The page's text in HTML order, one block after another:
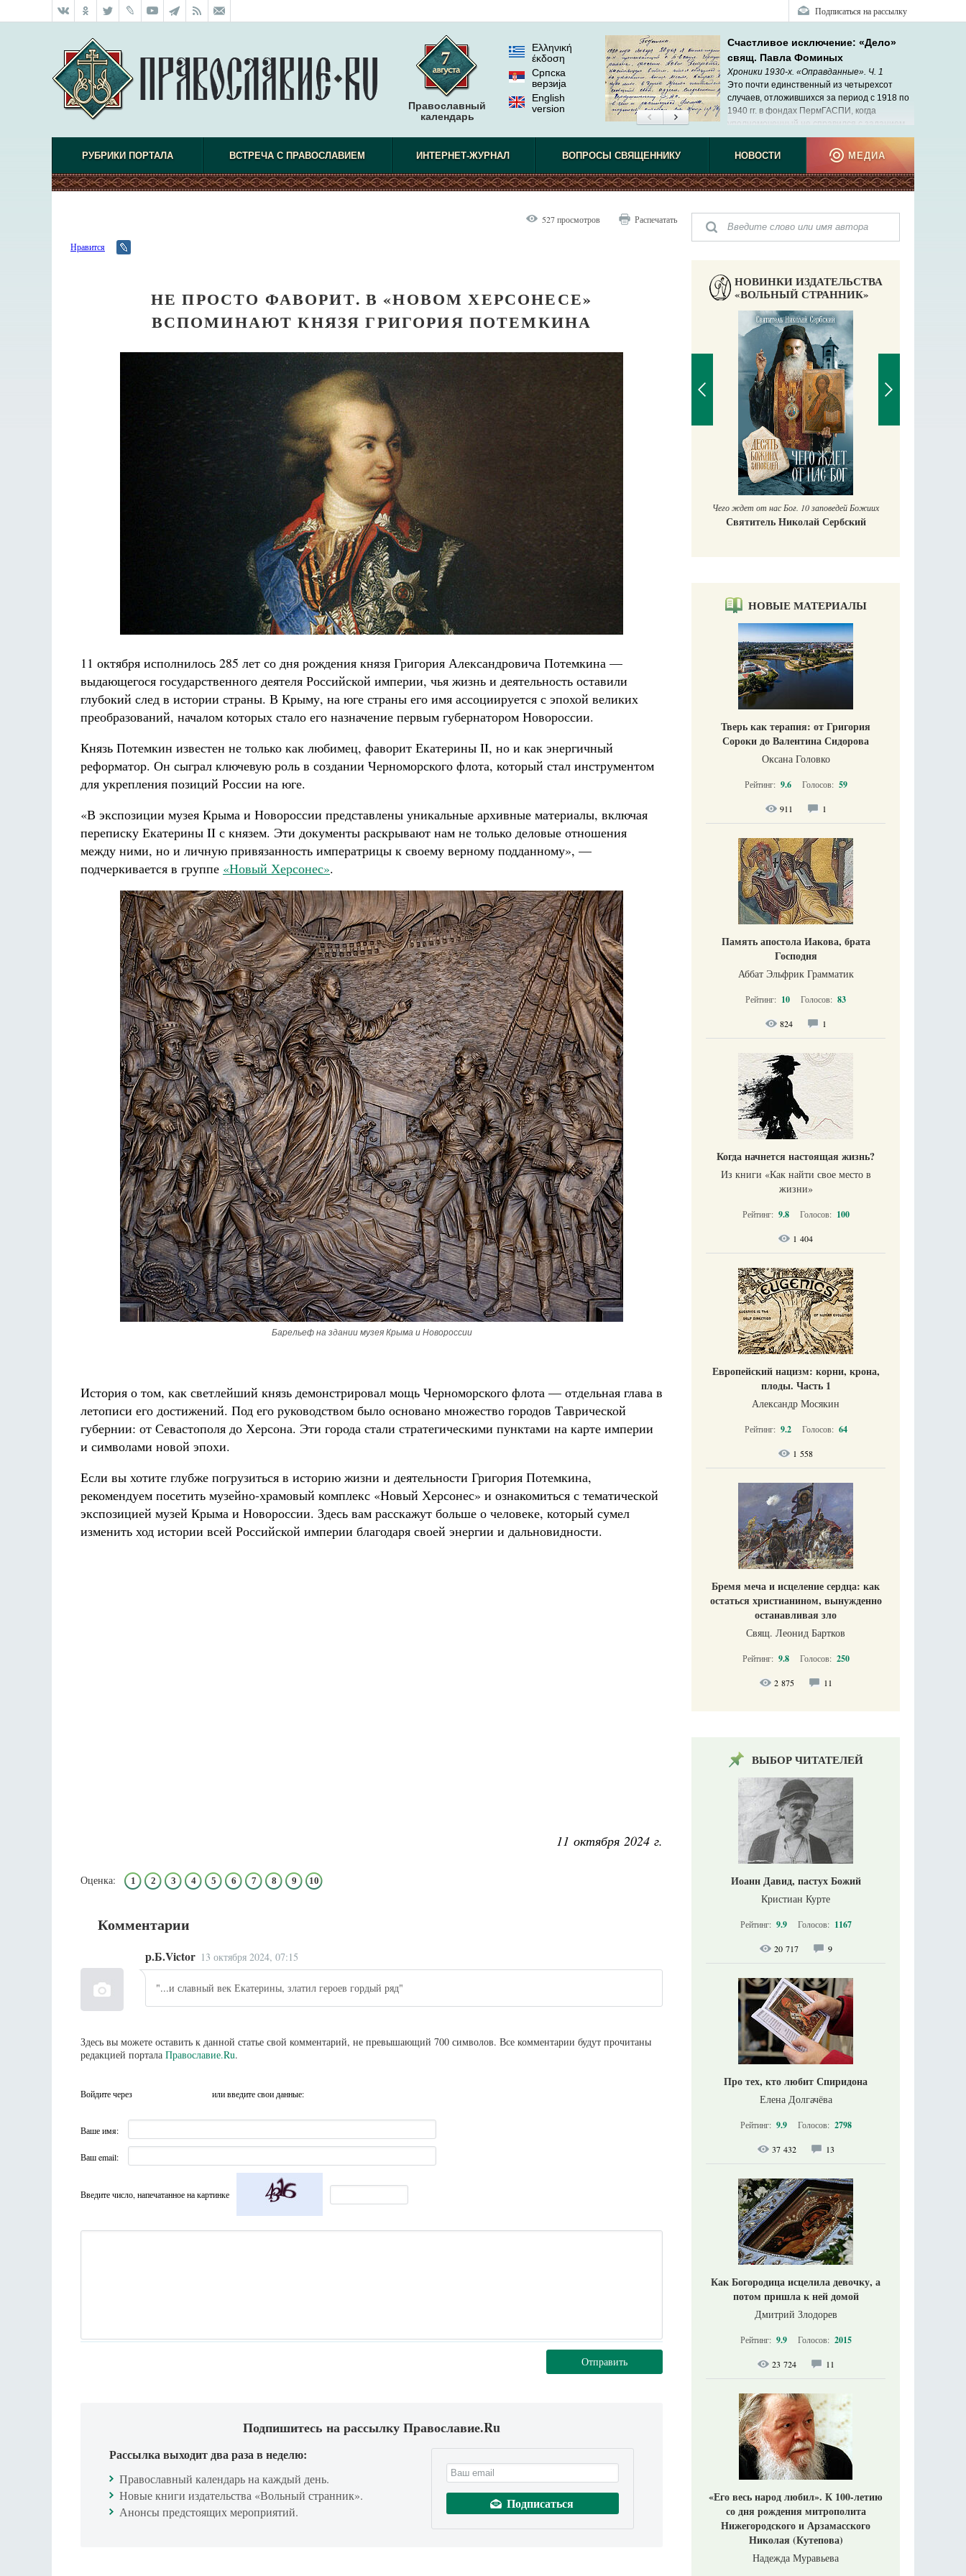
Подписаться на рассылку
Православный
календарь
Ελληνική
έκδοση
Српска
верзиjа
English
version
Счастливое исключение: «Дело»
свящ. Павла Фоминых
Хроники 1930-х. «Оправданные». Ч. 1
Это почти единственный из четырехсот
случаев, отложившихся за период с 1918 по
1940 гг. в фондах ПермГАСПИ, когда
уполномоченный не справился с заданием…
РУБРИКИ ПОРТАЛА ВСТРЕЧА С ПРАВОСЛАВИЕМ ИНТЕРНЕТ-ЖУРНАЛ ВОПРОСЫ СВЯЩЕННИКУ НОВОСТИ МЕДИА
527 просмотров Распечатать
Нравится
НЕ ПРОСТО ФАВОРИТ. В «НОВОМ ХЕРСОНЕСЕ»
ВСПОМИНАЮТ КНЯЗЯ ГРИГОРИЯ ПОТЕМКИНА
11 октября исполнилось 285 лет со дня рождения князя Григория Александровича Потемкина —
выдающегося государственного деятеля Российской империи, чья жизнь и деятельность оставили
глубокий след в истории страны. В Крыму, на юге страны его имя ассоциируется с эпохой великих
преобразований, началом которых стало его назначение первым губернатором Новороссии.
Князь Потемкин известен не только как любимец, фаворит Екатерины II, но и как энергичный
реформатор. Он сыграл ключевую роль в создании Черноморского флота, который стал инструментом
для укрепления позиций России на юге.
«В экспозиции музея Крыма и Новороссии представлены уникальные архивные материалы, включая
переписку Екатерины II с князем. Эти документы раскрывают нам не только деловые отношения
между ними, но и личную привязанность императрицы к своему верному подданному», —
подчеркивается в группе «Новый Херсонес».
Барельеф на здании музея Крыма и Новороссии
История о том, как светлейший князь демонстрировал мощь Черноморского флота — отдельная глава в
летописи его достижений. Под его руководством было основано множество городов Таврической
губернии: от Севастополя до Херсона. Эти города стали стратегическими пунктами на карте империи
и символами новой эпохи.
Если вы хотите глубже погрузиться в историю жизни и деятельности Григория Потемкина,
рекомендуем посетить музейно-храмовый комплекс «Новый Херсонес» и ознакомиться с тематической
экспозицией музей Крыма и Новороссии. Здесь вам расскажут больше о человеке, который сумел
изменить ход истории всей Российской империи благодаря своей энергии и дальновидности.
11 октября 2024 г.
Оценка: 1 2 3 4 5 6 7 8 9 10
Комментарии
р.Б.Victor 13 октября 2024, 07:15
"...и славный век Екатерины, златил героев гордый ряд"
Здесь вы можете оставить к данной статье свой комментарий, не превышающий 700 символов. Все комментарии будут прочитаны
редакцией портала Православие.Ru.
Войдите через или введите свои данные:
Ваше имя:
Ваш email:
Введите число, напечатанное на картинке
Отправить
Подпишитесь на рассылку Православие.Ru
Рассылка выходит два раза в неделю:
Православный календарь на каждый день.
Новые книги издательства «Вольный странник».
Анонсы предстоящих мероприятий.
НОВИНКИ ИЗДАТЕЛЬСТВА
«ВОЛЬНЫЙ СТРАННИК»
Как найти своё место в жизни
Кирилл Мурышев
Великомученик Георгий Победоносец. Научись у
Роман Котов Чего ждет от нас Бог. 10 заповедей Божиих
Святитель Николай Сербский
НОВЫЕ МАТЕРИАЛЫ
Тверь как терапия: от Григория
Сороки до Валентина Сидорова
Оксана Головко
Рейтинг: 9.6 Голосов: 59
911 1
Память апостола Иакова, брата
Господня
Аббат Эльфрик Грамматик
Рейтинг: 10 Голосов: 83
824 1
Когда начнется настоящая жизнь?
Из книги «Как найти свое место в
жизни​»
Рейтинг: 9.8 Голосов: 100
1 404
Европейский нацизм: корни, крона,
плоды. Часть 1
Александр Мосякин
Рейтинг: 9.2 Голосов: 64
1 558
Бремя меча и исцеление сердца: как
остаться христианином, вынужденно
останавливая зло
Свящ. Леонид Бартков
Рейтинг: 9.8 Голосов: 250
2 875 11
ВЫБОР ЧИТАТЕЛЕЙ
Иоанн Давид, пастух Божий
Кристиан Курте
Рейтинг: 9.9 Голосов: 1167
20 717 9
Про тех, кто любит Спиридона
Елена Долгачёва
Рейтинг: 9.9 Голосов: 2798
37 432 13
Как Богородица исцелила девочку, а
потом пришла к ней домой
Дмитрий Злодорев
Рейтинг: 9.9 Голосов: 2015
23 724 11
«Его весь народ любил». К 100-летию
со дня рождения митрополита
Нижегородского и Арзамасского
Николая (Кутепова)
Надежда Муравьева